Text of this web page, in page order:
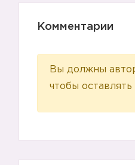
Комментарии
Вы должны
чтобы